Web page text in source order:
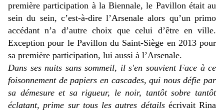
première participation à la Biennale, le Pavillon était au
sein du sein, c’est-à-dire l’Arsenale alors qu’un primo
accédant n’a d’autre choix que celui d’être en ville.
Exception pour le Pavillon du Saint-Siège en 2013 pour
sa première participation, lui aussi à l’Arsenale.
Dans ses nuits sans sommeil, il s'en souvient Face à ce
foisonnement de papiers en cascades, qui nous défie par
sa démesure et sa rigueur, le noir, tantôt sobre tantôt
éclatant, prime sur tous les autres détailsécrivait Rina